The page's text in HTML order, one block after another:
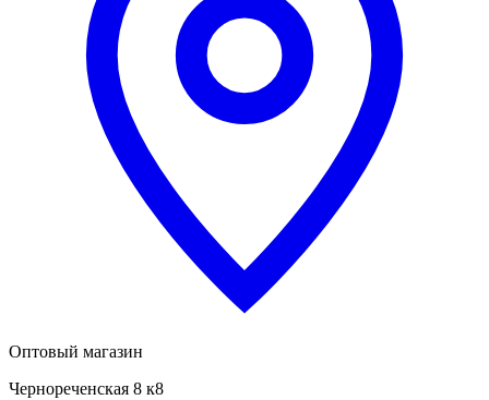
Оптовый магазин
Чернореченская 8 к8